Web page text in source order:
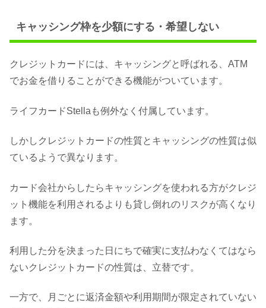
キャッシング枠を少額にする・希望しない
クレジットカードには、キャッシングと呼ばれる、ATM
でお金を借りることができる機能がついています。
ライフカードStellaも例外なく付属しています。
しかしクレジットカードの性質とキャッシングの性質は似
ているようで異なります。
カード会社からしたらキャッシングを使われる方がクレジ
ット機能を利用されるよりも貸し倒れのリスクが高くなり
ます。
利用した分を決まった日にちで確実に支払わなくてはなら
ないクレジットカードの性質は、立替です。
一方で、月ごとに返済金額や利用期間が限定されていない